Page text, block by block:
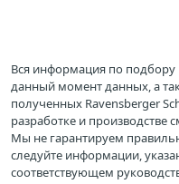
Вся информация по
данный момент данных, а
полученных Ravensberger
разработке и производстве
Мы не гарантируем
следуйте информации,
соответствующем